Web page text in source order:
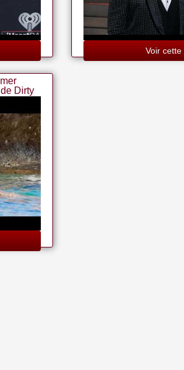
Voir cette
Dirty